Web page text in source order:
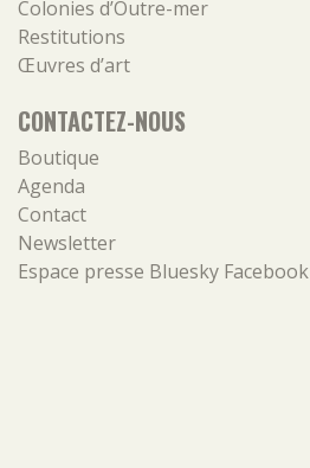
Colonies d’Outre-mer
Restitutions
Œuvres d’art
CONTACTEZ-NOUS
Boutique
Agenda
Contact
Newsletter
Espace presse Bluesky Facebook